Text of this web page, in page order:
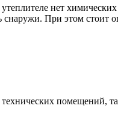
нет
При этом стоит
помещений,